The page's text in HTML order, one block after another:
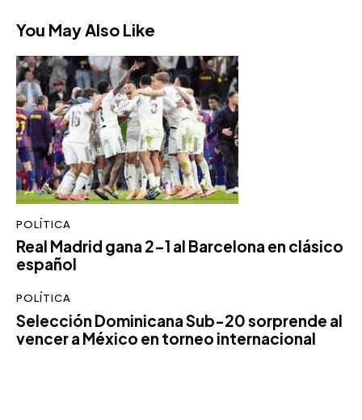
You May Also Like
POLÍTICA
Real Madrid gana 2-1 al Barcelona en clásico
español
POLÍTICA
Selección Dominicana Sub-20 sorprende al
vencer a México en torneo internacional